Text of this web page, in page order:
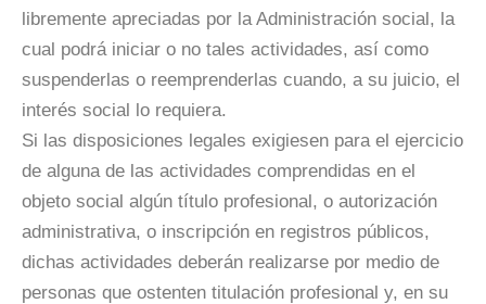
libremente apreciadas por la Administración social, la
cual podrá iniciar o no tales actividades, así como
suspenderlas o reemprenderlas cuando, a su juicio, el
interés social lo requiera.
Si las disposiciones legales exigiesen para el ejercicio
de alguna de las actividades comprendidas en el
objeto social algún título profesional, o autorización
administrativa, o inscripción en registros públicos,
dichas actividades deberán realizarse por medio de
personas que ostenten titulación profesional y, en su